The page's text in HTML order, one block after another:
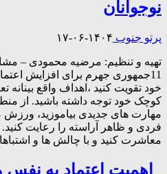
نوجوانان
پرتو جنوب ۱۴۰۴-۰۶-۱۷
تهیه و تنظیم: مرضیه محمودی –
11جمهوری جهرم برای افزایش
خود تقویت کنید ،اهداف واقع بینانه
کوچک خود توجه داشته باشید. از
مهارت های جدیدی بیاموزید،
فردی و ظاهر آراسته را رعایت کنید.
معاشرت کنید و با چالش ها و
اهميت اعتماد به نفس